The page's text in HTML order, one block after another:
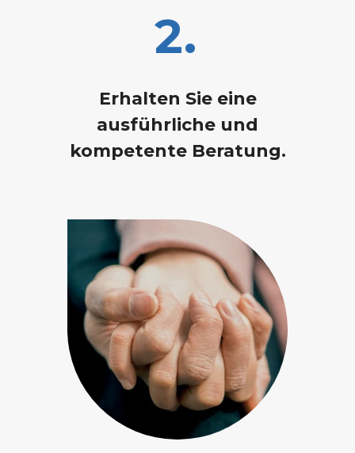
2.
Erhalten Sie eine
ausführliche und
kompetente Beratung.